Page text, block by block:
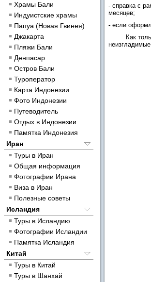
Храмы Бали
Индуистские храмы
Папуа (Новая Гвинея)
Джакарта
Пляжи Бали
Денпасар
Остров Бали
Туроператор
Карта Индонезии
Фото Индонезии
Путеводитель
Отдых в Индонезии
Памятка Индонезия
Иран
Туры в Иран
Общая информация
Фотографии Ирана
Виза в Иран
Полезные советы
Исландия
Туры в Исландию
Фотографии Исландии
Памятка Исландия
Китай
Туры в Китай
Туры в Шанхай
- справка с
месяцев;
- если
Как только